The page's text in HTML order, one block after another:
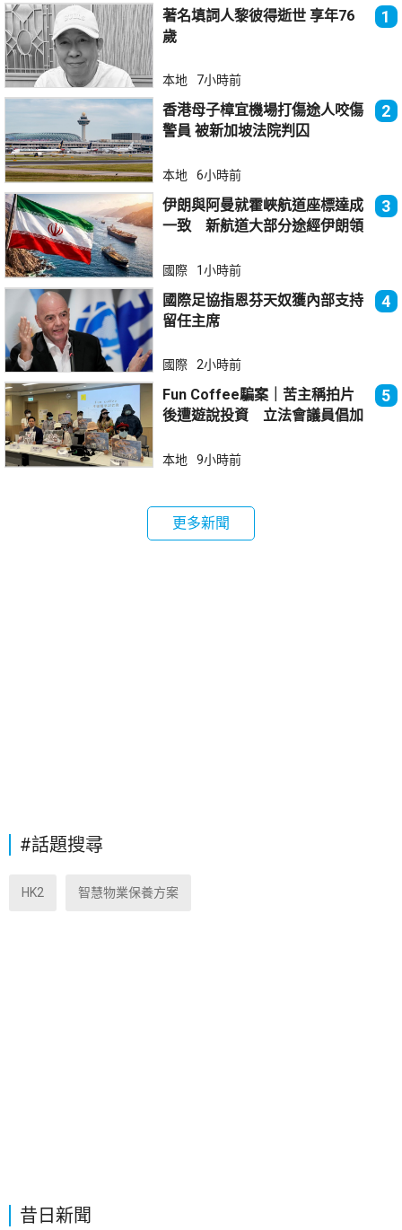
昔日新聞
著名填詞人黎彼得逝世 享年76
歲
1
本地 7小時前
香港母子樟宜機場打傷途人咬傷
警員 被新加坡法院判囚
2
本地 6小時前
伊朗與阿曼就霍峽航道座標達成
一致 新航道大部分途經伊朗領
3
國際 1小時前
國際足協指恩芬天奴獲內部支持
留任主席
4
國際 2小時前
Fun Coffee騙案｜苦主稱拍片
後遭遊說投資 立法會議員倡加
5
本地 9小時前
更多新聞
#話題搜尋
HK2 智慧物業保養方案